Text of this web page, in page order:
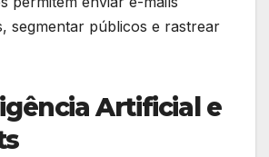
segmentar públicos e rastrear
Artificial e